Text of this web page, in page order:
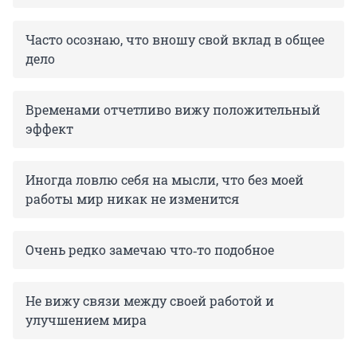
Часто осознаю, что вношу свой вклад в общее
дело
Временами отчетливо вижу положительный
эффект
Иногда ловлю себя на мысли, что без моей
работы мир никак не изменится
Очень редко замечаю что‑то подобное
Не вижу связи между своей работой и
улучшением мира